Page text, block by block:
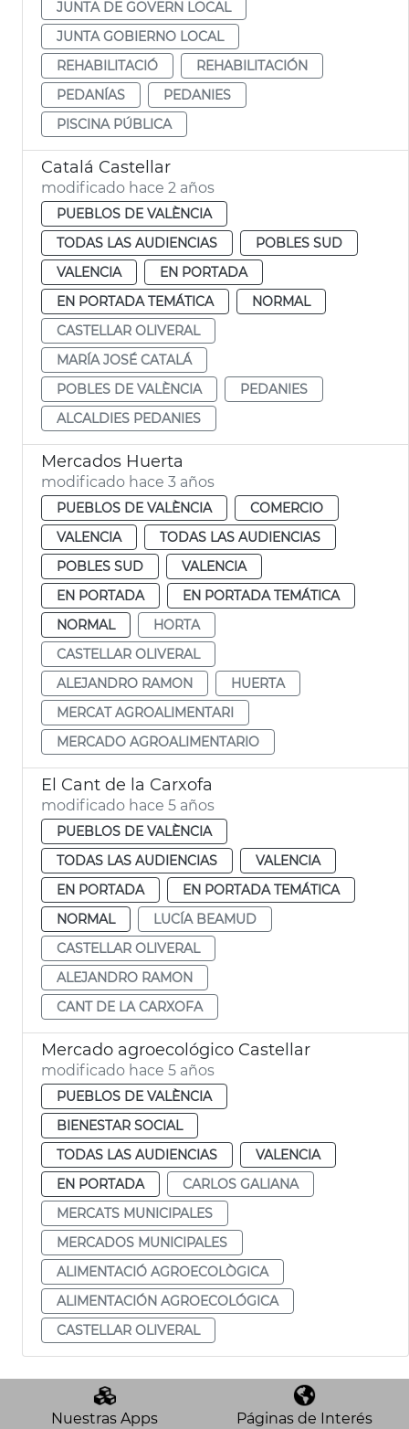
JUNTA DE GOVERN LOCAL
JUNTA GOBIERNO LOCAL
REHABILITACIÓ
REHABILITACIÓN
PEDANÍAS
PEDANIES
PISCINA PÚBLICA
Catalá Castellar
modificado hace 2 años
PUEBLOS DE VALÈNCIA
TODAS LAS AUDIENCIAS
POBLES SUD
VALENCIA
EN PORTADA
EN PORTADA TEMÁTICA
NORMAL
CASTELLAR OLIVERAL
MARÍA JOSÉ CATALÁ
POBLES DE VALÈNCIA
PEDANIES
ALCALDIES PEDANIES
Mercados Huerta
modificado hace 3 años
PUEBLOS DE VALÈNCIA
COMERCIO
VALENCIA
TODAS LAS AUDIENCIAS
POBLES SUD
VALENCIA
EN PORTADA
EN PORTADA TEMÁTICA
NORMAL
HORTA
CASTELLAR OLIVERAL
ALEJANDRO RAMON
HUERTA
MERCAT AGROALIMENTARI
MERCADO AGROALIMENTARIO
El Cant de la Carxofa
modificado hace 5 años
PUEBLOS DE VALÈNCIA
TODAS LAS AUDIENCIAS
VALENCIA
EN PORTADA
EN PORTADA TEMÁTICA
NORMAL
LUCÍA BEAMUD
CASTELLAR OLIVERAL
ALEJANDRO RAMON
CANT DE LA CARXOFA
Mercado agroecológico Castellar
modificado hace 5 años
PUEBLOS DE VALÈNCIA
BIENESTAR SOCIAL
TODAS LAS AUDIENCIAS
VALENCIA
EN PORTADA
CARLOS GALIANA
MERCATS MUNICIPALES
MERCADOS MUNICIPALES
ALIMENTACIÓ AGROECOLÒGICA
ALIMENTACIÓN AGROECOLÓGICA
CASTELLAR OLIVERAL
Nuestras Apps Páginas de Interés